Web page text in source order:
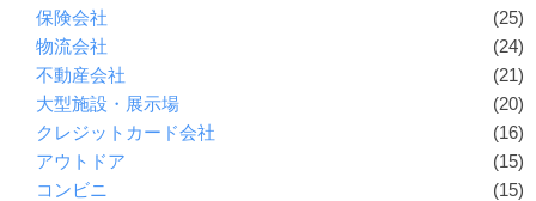
保険会社
(25)
物流会社
(24)
不動産会社
(21)
大型施設・展示場
(20)
クレジットカード会社
(16)
アウトドア
(15)
コンビニ
(15)